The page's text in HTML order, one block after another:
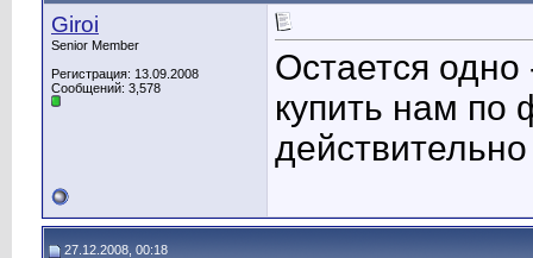
Giroi
Senior Member
Регистрация: 13.09.2008
Сообщений: 3,578
Остается
купить нам
27.12.2008, 00:18